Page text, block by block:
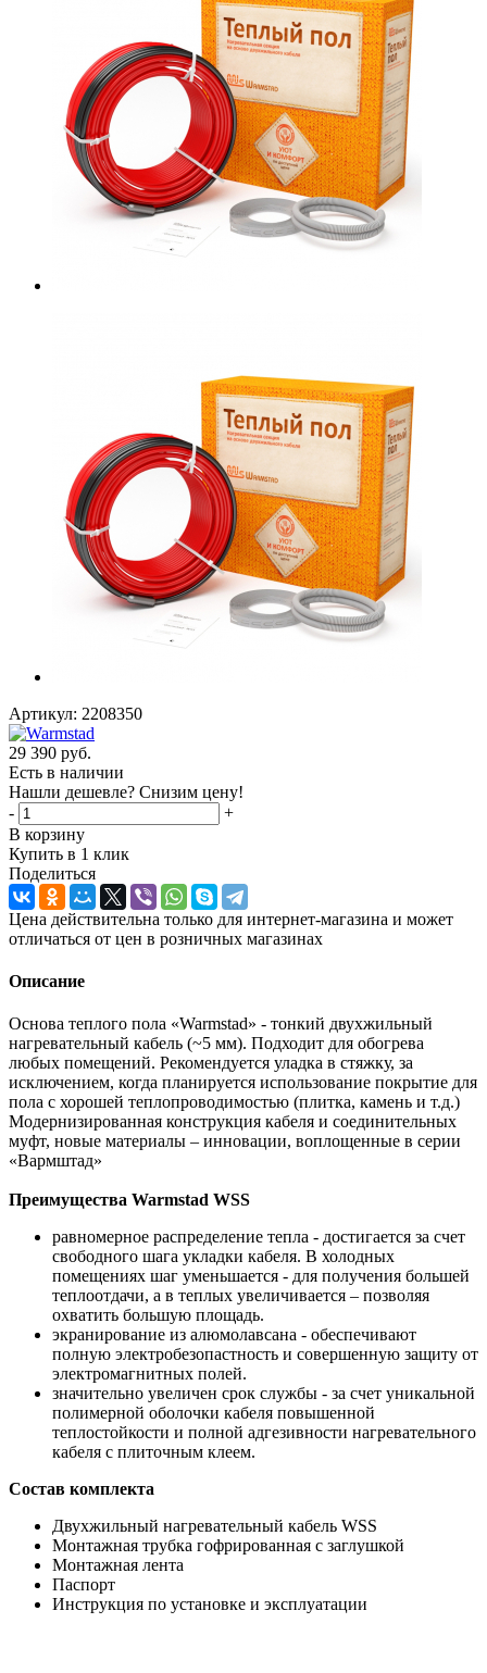
Артикул: 2208350
29 390 руб.
Есть в наличии
Нашли дешевле? Снизим цену!
-
+
В корзину
Купить в 1 клик
Поделиться
Цена действительна только для интернет-магазина и может
отличаться от цен в розничных магазинах
Описание
Основа теплого пола «Warmstad» - тонкий двухжильный
нагревательный кабель (~5 мм). Подходит для обогрева
любых помещений. Рекомендуется уладка в стяжку, за
исключением, когда планируется использование покрытие для
пола с хорошей теплопроводимостью (плитка, камень и т.д.)
Модернизированная конструкция кабеля и соединительных
муфт, новые материалы – инновации, воплощенные в серии
«Вармштад»
Преимущества Warmstad WSS
равномерное распределение тепла - достигается за счет
свободного шага укладки кабеля. В холодных
помещениях шаг уменьшается - для получения большей
теплоотдачи, а в теплых увеличивается – позволяя
охватить большую площадь.
экранирование из алюмолавсана - обеспечивают
полную электробезопастность и совершенную защиту от
электромагнитных полей.
значительно увеличен срок службы - за счет уникальной
полимерной оболочки кабеля повышенной
теплостойкости и полной адгезивности нагревательного
кабеля с плиточным клеем.
Состав комплекта
Двухжильный нагревательный кабель WSS
Монтажная трубка гофрированная с заглушкой
Монтажная лента
Паспорт
Инструкция по установке и эксплуатации